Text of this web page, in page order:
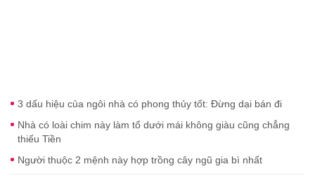
3 dấu hiệu của ngôi nhà có phong thủy tốt: Đừng dại bán đi
Nhà có loài chim này làm tổ dưới mái không giàu cũng chẳng
thiếu Tiền
Người thuộc 2 mệnh này hợp trồng cây ngũ gia bì nhất